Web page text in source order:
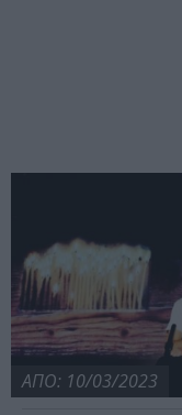
ΑΠΟ: 10/03/2023